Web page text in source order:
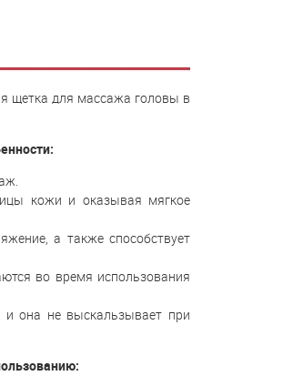
щетка для массажа головы в
кожи и оказывая мягкое
а также способствует
во время использования
она не выскальзывает при